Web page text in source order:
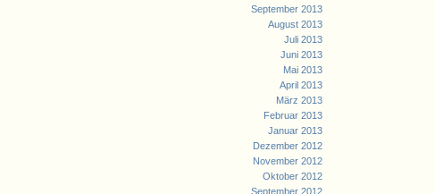
September 2013
August 2013
Juli 2013
Juni 2013
Mai 2013
April 2013
März 2013
Februar 2013
Januar 2013
Dezember 2012
November 2012
Oktober 2012
September 2012